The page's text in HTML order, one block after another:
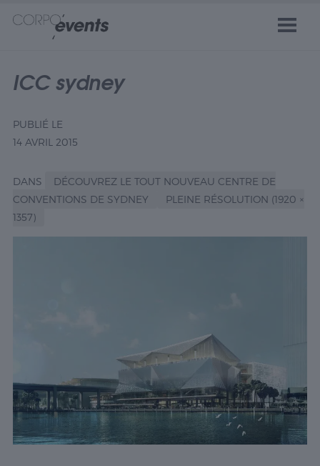
ICC sydney
PUBLIÉ LE
14 AVRIL 2015
DANS
DÉCOUVREZ LE TOUT NOUVEAU CENTRE DE
CONVENTIONS DE SYDNEY
PLEINE RÉSOLUTION (1920 ×
1357)